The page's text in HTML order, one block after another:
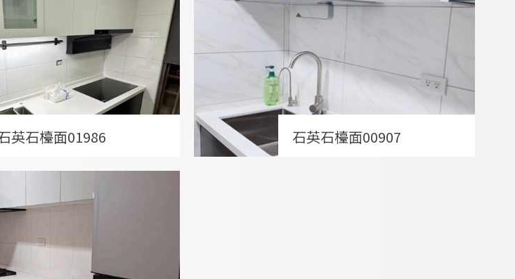
英石檯面01986 石英石檯面00907